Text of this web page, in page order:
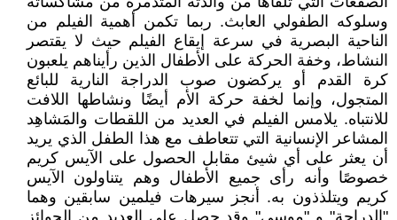
وسلوكه الطفولي العابث. ربما تكمن أهمية الفيلم من
الناحية البصرية في سرعة إيقاع الفيلم حيث لا يقتصر
النشاط، وخفة الحركة على الأطفال الذين رأيناهم يلعبون
كرة القدم أو يركضون صوب الدراجة النارية للبائع
المتجول، وإنما لخفة حركة الأم أيضًا ونشاطها اللافت
للانتباه. يلامس الفيلم في العديد من اللقطات والمَشاهِد
المشاعر الإنسانية التي تتعاطف مع هذا الطفل الذي يريد
أن يعثر على أي شيئ مقابل الحصول على الآيس كريم
خصوصًا وأنه رأى جميع الأطفال وهم يتناولون الآيس
كريم ويتلذذون به. أنجز سيرهات فيلمين سابقين وهما